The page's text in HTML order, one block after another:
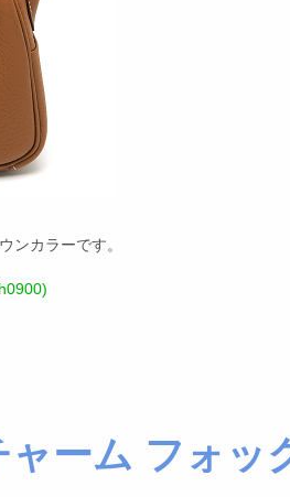
ンカラーです。
ーム フォッ